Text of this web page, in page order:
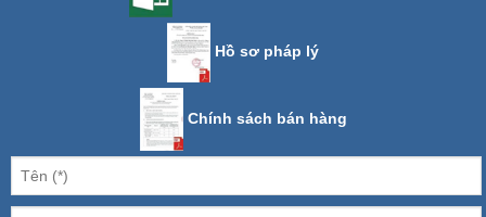
Hồ sơ pháp lý
Chính sách bán hàng